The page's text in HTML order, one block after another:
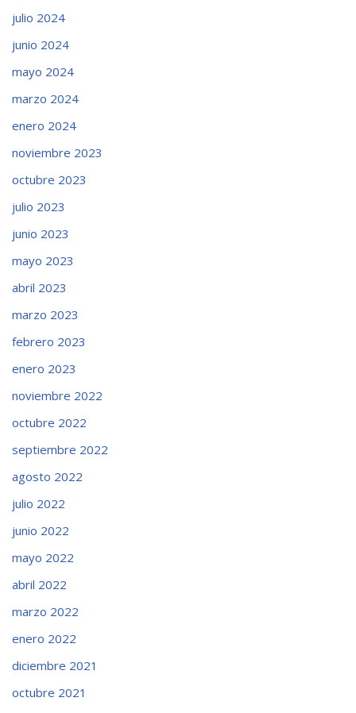
julio 2024
junio 2024
mayo 2024
marzo 2024
enero 2024
noviembre 2023
octubre 2023
julio 2023
junio 2023
mayo 2023
abril 2023
marzo 2023
febrero 2023
enero 2023
noviembre 2022
octubre 2022
septiembre 2022
agosto 2022
julio 2022
junio 2022
mayo 2022
abril 2022
marzo 2022
enero 2022
diciembre 2021
octubre 2021